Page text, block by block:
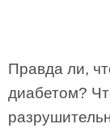
Правда ли,
диабетом?